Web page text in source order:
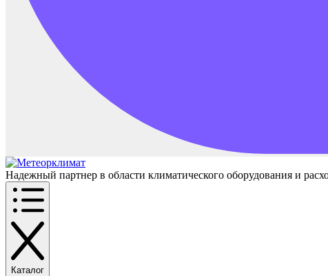
Надежный партнер в области климатического оборудования и
Каталог